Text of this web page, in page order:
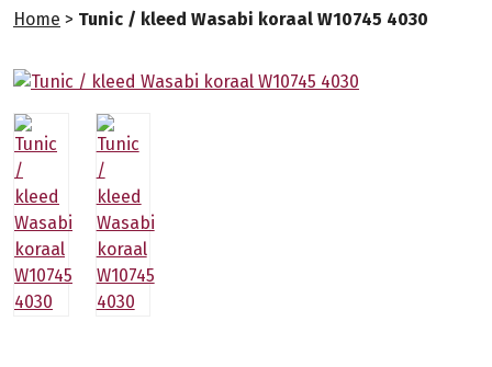
Home > Tunic / kleed Wasabi koraal W10745 4030